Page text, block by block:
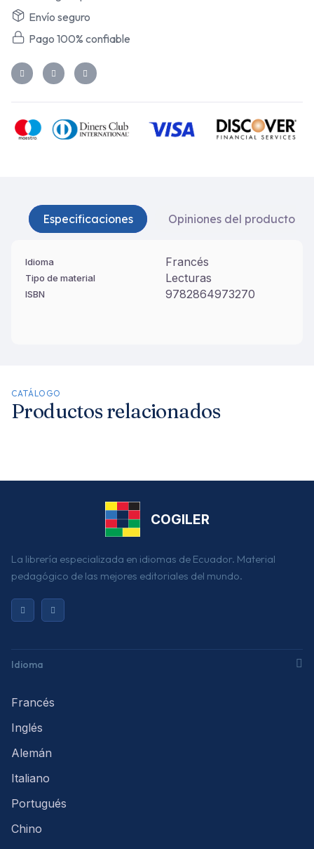
Envío seguro
Pago 100% confiable
Especificaciones Opiniones del producto
Idioma Francés
Tipo de material Lecturas
ISBN 9782864973270
CATÁLOGO
Productos relacionados
COGILER
La librería especializada en idiomas de Ecuador. Material
pedagógico de las mejores editoriales del mundo.
Idioma
Francés
Inglés
Alemán
Italiano
Portugués
Chino